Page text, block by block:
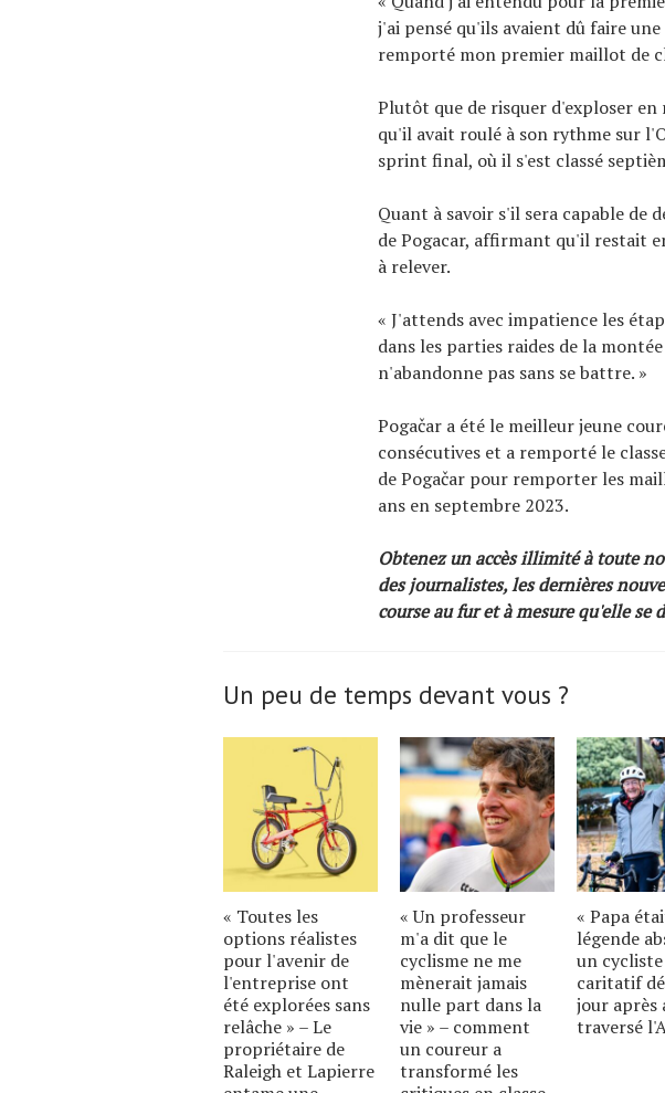
j'ai pensé qu'ils avaient dû faire
remporté mon premier maillot de
Plutôt que de risquer d'exploser en
qu'il avait roulé à son rythme sur
sprint final, où il s'est classé
Quant à savoir s'il sera capable de
de Pogacar, affirmant qu'il restait
à relever.
« J'attends avec impatience les
dans les parties raides de la
n'abandonne pas sans se battre. »
Pogačar a été le meilleur jeune
consécutives et a remporté le
de Pogačar pour remporter les
ans en septembre 2023.
Obtenez un accès illimité à toute
des journalistes, les dernières
course au fur et à mesure qu'elle se
Un peu de temps devant vous ?
« Toutes les
options réalistes
pour l'avenir de
l'entreprise ont
été explorées sans
relâche » – Le
propriétaire de
Raleigh et Lapierre
« Un professeur
m'a dit que le
cyclisme ne me
mènerait jamais
nulle part dans la
vie » – comment
un coureur a
transformé les
« Papa
légende
un cycliste
caritatif
jour après
traversé